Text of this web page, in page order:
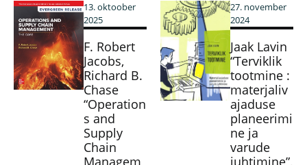
13. oktoober
2025
F. Robert
Jacobs,
Richard B.
Chase
“Operation
s and
Supply
Chain
Managem
27. november
2024
Jaak Lavin
“Terviklik
tootmine :
materjaliv
ajaduse
planeerimi
ne ja
varude
juhtimine”,